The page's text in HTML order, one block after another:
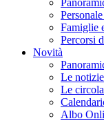
Famiglie
Percorsi
Novità
Le notizie
Le
Albo